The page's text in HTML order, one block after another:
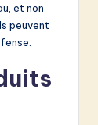
et non
peuvent